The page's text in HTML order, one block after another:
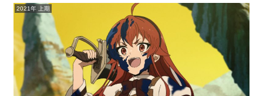
2021年 上期